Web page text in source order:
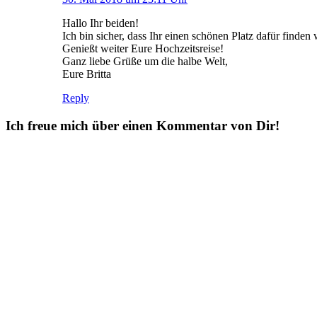
Hallo Ihr beiden!
Ich bin sicher, dass Ihr einen schönen Platz dafür finden
Genießt weiter Eure Hochzeitsreise!
Ganz liebe Grüße um die halbe Welt,
Eure Britta
Reply
Ich freue mich über einen Kommentar von Dir!